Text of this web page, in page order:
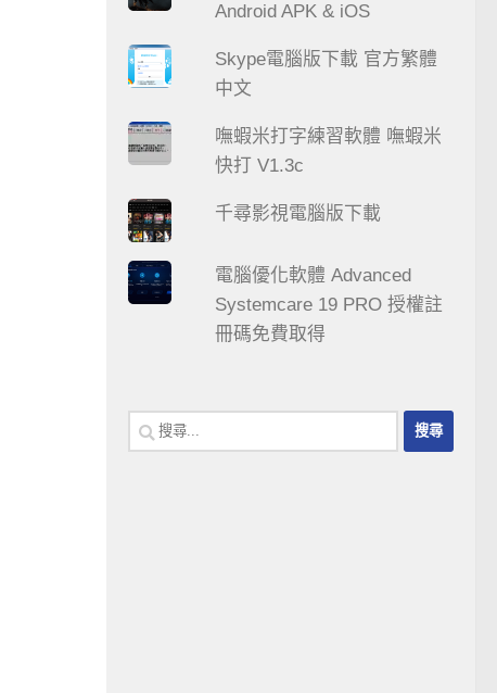
Android APK & iOS
Skype電腦版下載 官方繁體
中文
嘸蝦米打字練習軟體 嘸蝦米
快打 V1.3c
千尋影視電腦版下載
電腦優化軟體 Advanced
Systemcare 19 PRO 授權註
冊碼免費取得
搜
尋